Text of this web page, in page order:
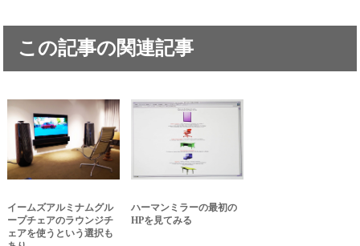
この記事の関連記事
イームズアルミナムグル
ープチェアのラウンジチ
ェアを使うという選択も
ハーマンミラーの最初の
HPを見てみる